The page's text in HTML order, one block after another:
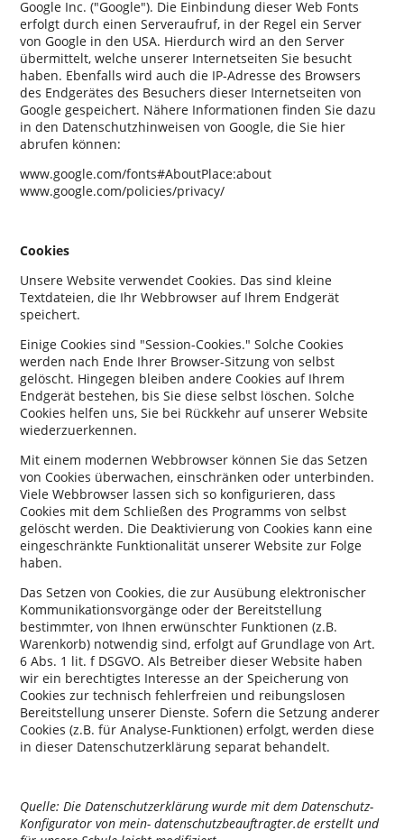
Google Inc. ( Google ). Die Einbindung dieser Web Fonts
erfolgt durch einen Serveraufruf, in der Regel ein Server
von Google in den USA. Hierdurch wird an den Server
übermittelt, welche unserer Internetseiten Sie besucht
haben. Ebenfalls wird auch die IP-Adresse des Browsers
des Endgerätes des Besuchers dieser Internetseiten von
Google gespeichert. Nähere Informationen finden Sie dazu
in den Datenschutzhinweisen von Google, die Sie hier
abrufen können:
www.google.com/fonts#AboutPlace:about
www.google.com/policies/privacy/
Cookies
Unsere Website verwendet Cookies. Das sind kleine
Textdateien, die Ihr Webbrowser auf Ihrem Endgerät
speichert.
Einige Cookies sind Session-Cookies. Solche Cookies
werden nach Ende Ihrer Browser-Sitzung von selbst
gelöscht. Hingegen bleiben andere Cookies auf Ihrem
Endgerät bestehen, bis Sie diese selbst löschen. Solche
Cookies helfen uns, Sie bei Rückkehr auf unserer Website
wiederzuerkennen.
Mit einem modernen Webbrowser können Sie das Setzen
von Cookies überwachen, einschränken oder unterbinden.
Viele Webbrowser lassen sich so konfigurieren, dass
Cookies mit dem Schließen des Programms von selbst
gelöscht werden. Die Deaktivierung von Cookies kann eine
eingeschränkte Funktionalität unserer Website zur Folge
haben.
Das Setzen von Cookies, die zur Ausübung elektronischer
Kommunikationsvorgänge oder der Bereitstellung
bestimmter, von Ihnen erwünschter Funktionen (z.B.
Warenkorb) notwendig sind, erfolgt auf Grundlage von Art.
6 Abs. 1 lit. f DSGVO. Als Betreiber dieser Website haben
wir ein berechtigtes Interesse an der Speicherung von
Cookies zur technisch fehlerfreien und reibungslosen
Bereitstellung unserer Dienste. Sofern die Setzung anderer
Cookies (z.B. für Analyse-Funktionen) erfolgt, werden diese
in dieser Datenschutzerklärung separat behandelt.
Quelle: Die Datenschutzerklärung wurde mit dem Datenschutz-
Konfigurator von mein- datenschutzbeauftragter.de erstellt und